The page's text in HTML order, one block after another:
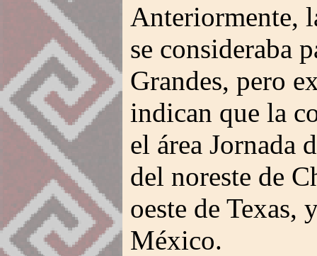
Anteriormente,
se consideraba
Grandes, pero
indican que la
el área Jornada
del noreste de
oeste de Texas,
México.